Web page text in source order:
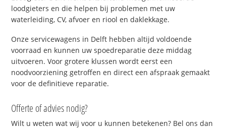
loodgieters en die helpen bij problemen met uw
waterleiding, CV, afvoer en riool en daklekkage.
Onze servicewagens in Delft hebben altijd voldoende
voorraad en kunnen uw spoedreparatie deze middag
uitvoeren. Voor grotere klussen wordt eerst een
noodvoorziening getroffen en direct een afspraak gemaakt
voor de definitieve reparatie.
Offerte of advies nodig?
Wilt u weten wat wij voor u kunnen betekenen? Bel ons dan